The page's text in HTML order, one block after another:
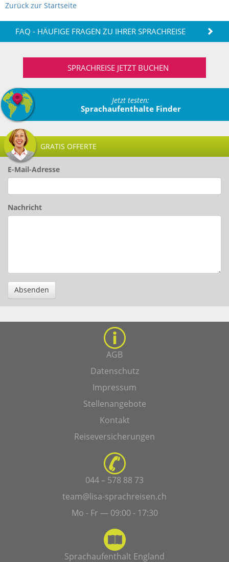
Zurück zur Startseite
FAQ - HÄUFIGE FRAGEN ZU IHRER SPRACHREISE
SPRACHREISE JETZT BUCHEN
Jetzt testen:
Sprachaufenthalte Finder
GRATIS OFFERTE
E-Mail-Adresse
Nachricht
Absenden
AGB
Datenschutz
Impressum
Stellenangebote
Kontakt
Reiseversicherungen
044 – 578 88 73
team@lisa-sprachreisen.ch
Mo - Fr — 09:00 - 17:30
Sprachaufenthalt England